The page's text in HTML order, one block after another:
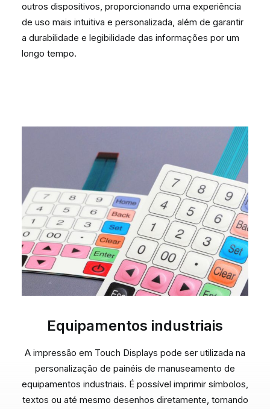
outros dispositivos, proporcionando uma experiência
de uso mais intuitiva e personalizada, além de garantir
a durabilidade e legibilidade das informações por um
longo tempo.
Equipamentos industriais
A impressão em Touch Displays pode ser utilizada na
personalização de painéis de manuseamento de
equipamentos industriais. É possível imprimir símbolos,
textos ou até mesmo desenhos diretamente, tornando